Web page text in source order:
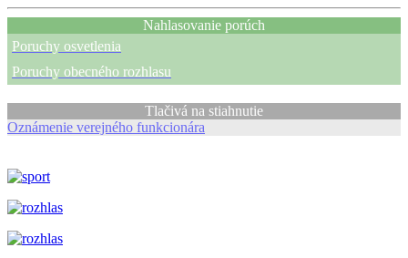
Nahlasovanie porúch
Poruchy osvetlenia
Poruchy obecného rozhlasu
Tlačivá na stiahnutie
Oznámenie verejného funkcionára